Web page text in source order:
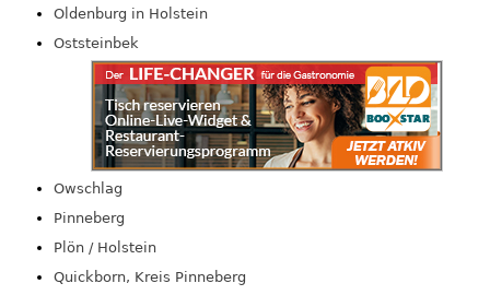
Oldenburg in Holstein
Oststeinbek
Owschlag
Pinneberg
Plön / Holstein
Quickborn, Kreis Pinneberg